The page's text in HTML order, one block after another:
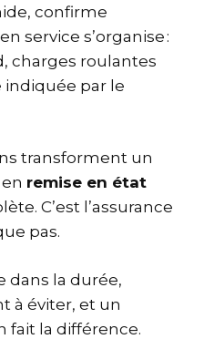
confirme
service s’organise :
charges roulantes
indiquée par le
transforment un
remise en état
C’est l’assurance
pas.
dans la durée,
à éviter, et un
fait la différence.